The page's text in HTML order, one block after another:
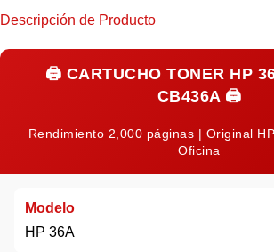
Descripción de Producto
🖨️ CARTUCHO TONER HP
CB436A 🖨️
Rendimiento 2,000 páginas | Original
Oficina
Modelo
HP 36A